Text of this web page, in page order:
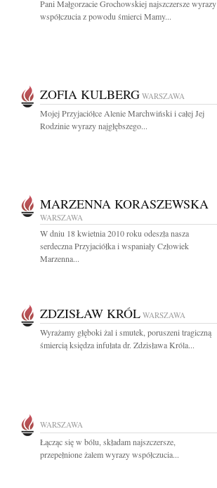
Pani Małgorzacie Grochowskiej najszczersze wyrazy
współczucia z powodu śmierci Mamy...
ZOFIA KULBERG WARSZAWA
Mojej Przyjaciółce Alenie Marchwiński i całej Jej
Rodzinie wyrazy najgłębszego...
MARZENNA KORASZEWSKA
WARSZAWA
W dniu 18 kwietnia 2010 roku odeszła nasza
serdeczna Przyjaciółka i wspaniały Człowiek
Marzenna...
ZDZISŁAW KRÓL WARSZAWA
Wyrażamy głęboki żal i smutek, poruszeni tragiczną
śmiercią księdza infułata dr. Zdzisława Króla...
WARSZAWA
Łącząc się w bólu, składam najszczersze,
przepełnione żalem wyrazy współczucia...